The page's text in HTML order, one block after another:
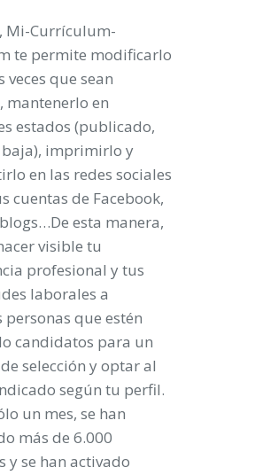
Mi-Currículum-
te permite modificarlo
veces que sean
mantenerlo en
estados (publicado,
imprimirlo y
en las redes sociales
cuentas de Facebook,
esta manera,
visible tu
profesional y tus
laborales a
que estén
candidatos para un
selección y optar al
según tu perfil.
un mes, se han
más de 6.000
y se han activado